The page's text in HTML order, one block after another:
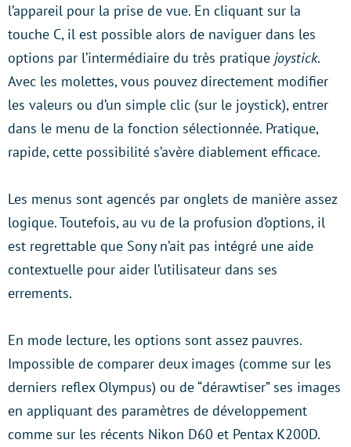
l’appareil pour la prise de vue. En cliquant sur la
touche C, il est possible alors de naviguer dans les
options par l’intermédiaire du très pratique joystick.
Avec les molettes, vous pouvez directement modifier
les valeurs ou d’un simple clic (sur le joystick), entrer
dans le menu de la fonction sélectionnée. Pratique,
rapide, cette possibilité s’avère diablement efficace.
Les menus sont agencés par onglets de manière assez
logique. Toutefois, au vu de la profusion d’options, il
est regrettable que Sony n’ait pas intégré une aide
contextuelle pour aider l’utilisateur dans ses
errements.
En mode lecture, les options sont assez pauvres.
Impossible de comparer deux images (comme sur les
derniers reflex Olympus) ou de “dérawtiser” ses images
en appliquant des paramètres de développement
comme sur les récents Nikon D60 et Pentax K200D.